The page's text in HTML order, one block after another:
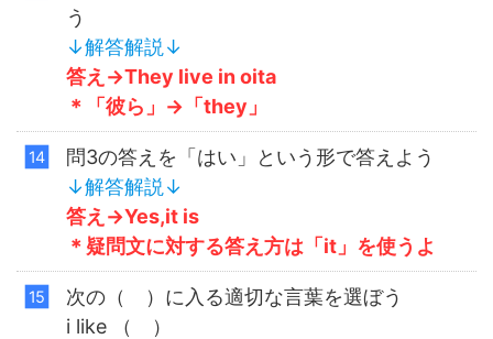
う
↓解答解説↓
答え→They live in oita
＊
「彼ら」→「they 」
問3の答えを「はい」という形で答えよう
↓解答解説↓
答え→Yes,it is
＊疑問文に対する答え方は「it」を使うよ
次の（ ）に入る適切な言葉を選ぼう
i like （ ）